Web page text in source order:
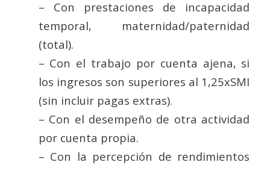
– Con prestaciones de incapacidad
temporal, maternidad/paternidad
(total).
– Con el trabajo por cuenta ajena, si
los ingresos son superiores al 1,25xSMI
(sin incluir pagas extras).
– Con el desempeño de otra actividad
por cuenta propia.
– Con la percepción de rendimientos